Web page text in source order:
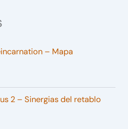
– Mapa
2 – Sinergias del retablo